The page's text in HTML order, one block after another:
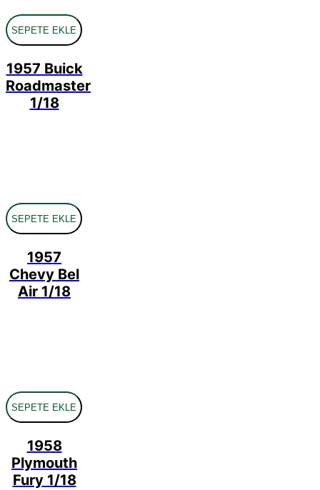
SEPETE EKLE
1957 Buick
Roadmaster
1/18
SEPETE EKLE
1957
Chevy Bel
Air 1/18
SEPETE EKLE
1958
Plymouth
Fury 1/18